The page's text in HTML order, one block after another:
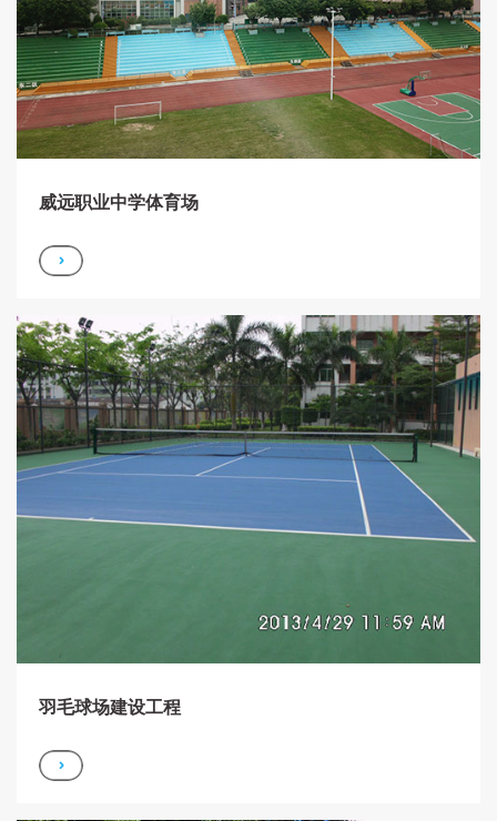
威远职业中学体育场
羽毛球场建设工程